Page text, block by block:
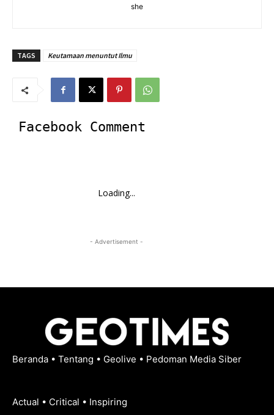
she
TAGS Keutamaan menuntut Ilmu
Facebook Comment
Loading...
- Advertisement -
Beranda • Tentang • Geolive • Pedoman Media Siber
Actual • Critical • Inspiring